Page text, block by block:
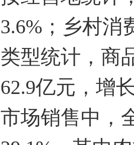
3.6%；乡村消
类型统计，商
62.9亿元，增
市场销售中，